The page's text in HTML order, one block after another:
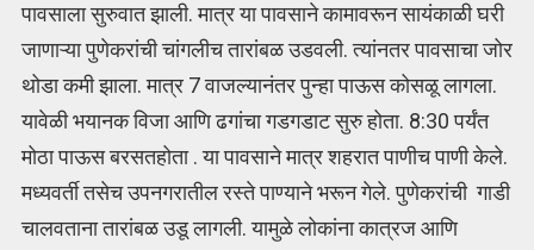
पावसाला सुरुवात झाली. मात्र या पावसाने कामावरून सायंकाळी घरी
जाणाऱ्या पुणेकरांची चांगलीच तारांबळ उडवली. त्यांनतर पावसाचा जोर
थोडा कमी झाला. मात्र 7 वाजल्यानंतर पुन्हा पाऊस कोसळू लागला.
यावेळी भयानक विजा आणि ढगांचा गडगडाट सुरु होता. 8:30 पर्यंत
मोठा पाऊस बरसतहोता . या पावसाने मात्र शहरात पाणीच पाणी केले.
मध्यवर्ती तसेच उपनगरातील रस्ते पाण्याने भरून गेले. पुणेकरांची गाडी
चालवताना तारांबळ उडू लागली. यामुळे लोकांना कात्रज आणि